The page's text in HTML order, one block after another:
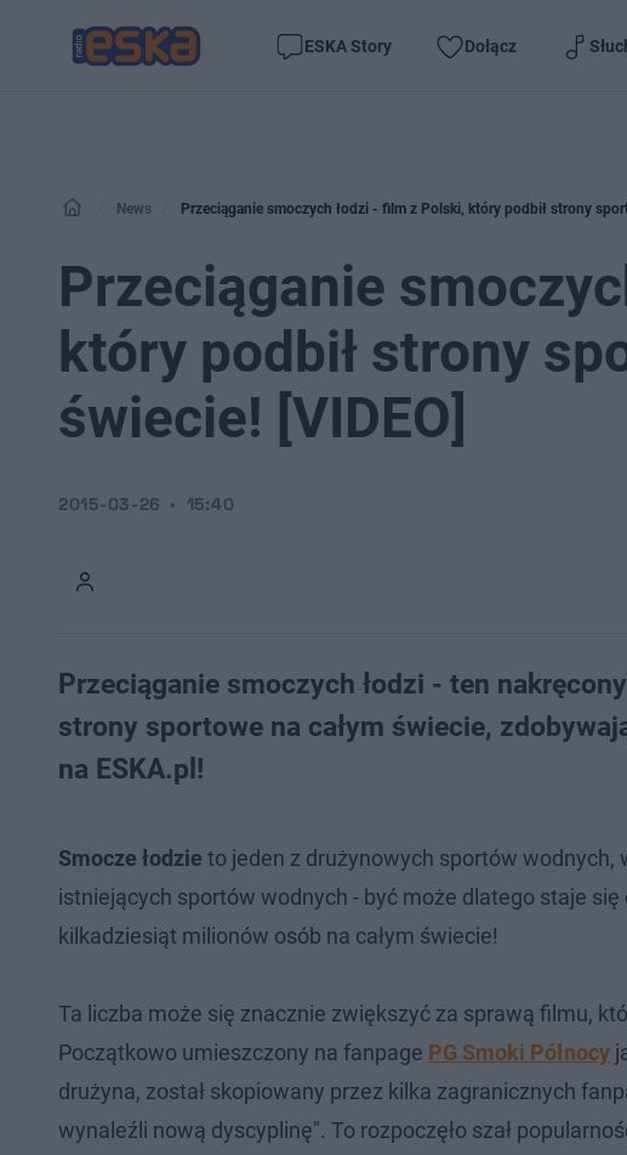
ESKA Story Dołącz
News Przeciąganie smoczych łodzi - film z Polski, który podbił strony
Przeciąganie
który podbił strony
świecie! [VIDEO]
2015-03-26 15:40
Przeciąganie smoczych łodzi - ten
strony sportowe na całym świecie,
na ESKA.pl!
Smocze łodzie to jeden z drużynowych sportów wodnych,
istniejących sportów wodnych - być może dlatego staje
kilkadziesiąt milionów osób na całym świecie!
Ta liczba może się znacznie zwiększyć za sprawą filmu,
Początkowo umieszczony na fanpage PG Smoki Północy
drużyna, został skopiowany przez kilka zagranicznych
wynaleźli nową dyscyplinę". To rozpoczęło szał